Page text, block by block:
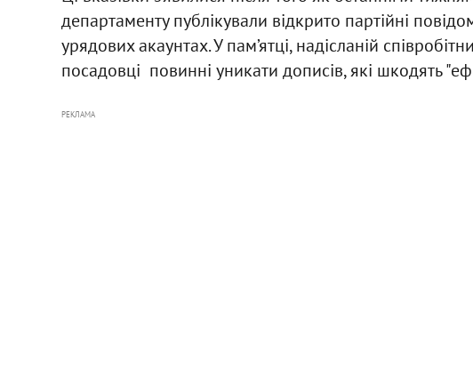
департаменту публікували відкрито партійні
урядових акаунтах. У пам’ятці, надісланій
посадовці повинні уникати дописів, які шкодять
РЕКЛАМА